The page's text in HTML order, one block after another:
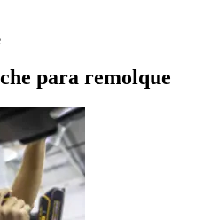
para remolque